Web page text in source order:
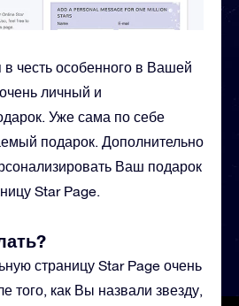
в честь особенного в Вашей
личный и
Уже сама по себе
подарок. Дополнительно
Ваш подарок
Star Page.
страницу Star Page очень
того, как Вы назвали звезду,